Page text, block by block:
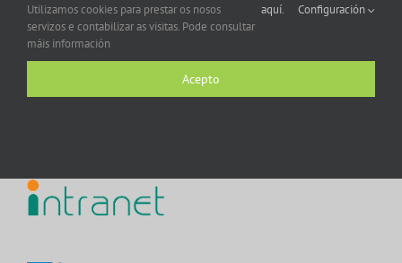
Utilizamos cookies para prestar os nosos
servizos e contabilizar as visitas. Pode consultar
máis información
aquí. Configuración
Acepto